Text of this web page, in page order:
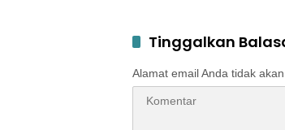
Tinggalkan
Alamat email Anda tidak